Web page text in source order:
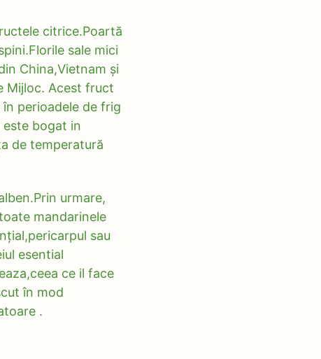
citrice.Poartă
sale mici
China,Vietnam și
Mijloc. Acest fruct
perioadele de frig
este bogat in
de temperatură
urmare,
mandarinele
sau
esential
ce il face
în mod
.